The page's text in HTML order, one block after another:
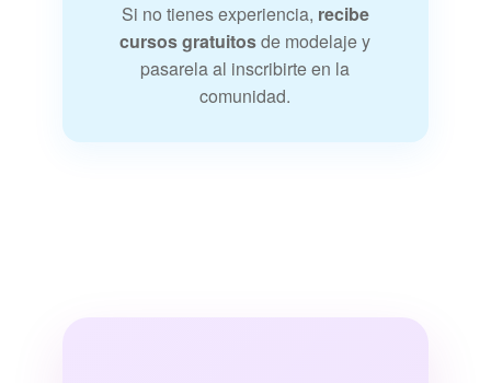
Si no tienes experiencia, recibe
cursos gratuitosde modelaje y
pasarela al inscribirte en la
comunidad.